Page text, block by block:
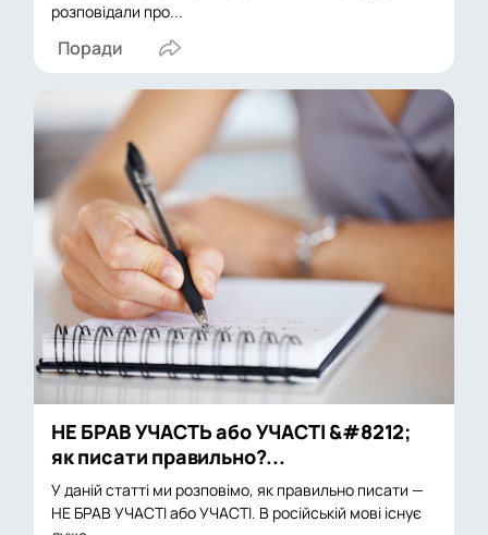
розповідали про...
Поради
НЕ БРАВ УЧАСТЬ або УЧАСТІ &#8212;
як писати правильно?...
У даній статті ми розповімо, як правильно писати —
НЕ БРАВ УЧАСТІ або УЧАСТІ. В російській мові існує